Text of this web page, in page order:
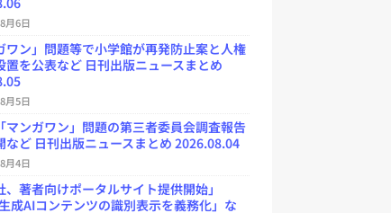
月6日
ワン」問題等で小学館が再発防止案と人権
置を公表など 日刊出版ニュースまとめ
月5日
マンガワン」問題の第三者委員会調査報告
など 日刊出版ニュースまとめ 2026.08.04
月4日
、著者向けポータルサイト提供開始」
生成AIコンテンツの識別表示を義務化」な